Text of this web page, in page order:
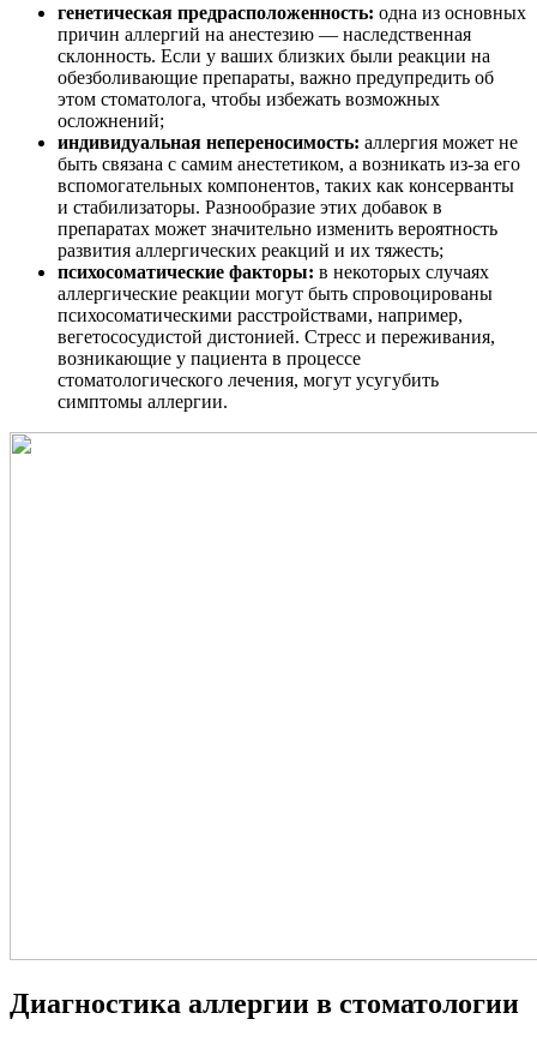
генетическая предрасположенность: одна из основных
причин аллергий на анестезию — наследственная
склонность. Если у ваших близких были реакции на
обезболивающие препараты, важно предупредить об
этом стоматолога, чтобы избежать возможных
осложнений;
индивидуальная непереносимость: аллергия может не
быть связана с самим анестетиком, а возникать из-за его
вспомогательных компонентов, таких как консерванты
и стабилизаторы. Разнообразие этих добавок в
препаратах может значительно изменить вероятность
развития аллергических реакций и их тяжесть;
психосоматические факторы: в некоторых случаях
аллергические реакции могут быть спровоцированы
психосоматическими расстройствами, например,
вегетососудистой дистонией. Стресс и переживания,
возникающие у пациента в процессе
стоматологического лечения, могут усугубить
симптомы аллергии.
Диагностика аллергии в стоматологии